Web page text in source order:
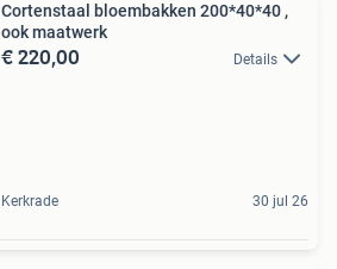
Cortenstaal bloembakken 200*40*40 ,
ook maatwerk
€ 220,00 Details
Kerkrade 30 jul 26